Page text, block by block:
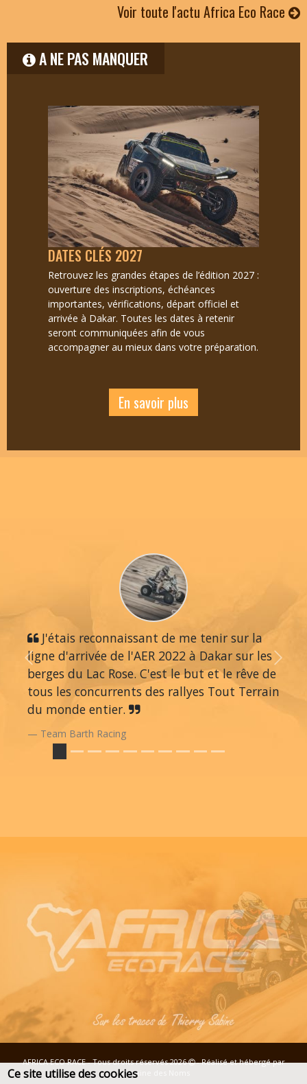
Voir toute l'actu Africa Eco Race
A NE PAS MANQUER
DATES CLÉS 2027
Retrouvez les grandes étapes de l’édition 2027 :
ouverture des inscriptions, échéances
importantes, vérifications, départ officiel et
arrivée à Dakar. Toutes les dates à retenir
seront communiquées afin de vous
accompagner au mieux dans votre préparation.
En savoir plus
J'étais reconnaissant de me tenir sur la
ligne d'arrivée de l'AER 2022 à Dakar sur les
berges du Lac Rose. C'est le but et le rêve de
tous les concurrents des rallyes Tout Terrain
du monde entier.
Team Barth Racing
Previous Next
AFRICA ECO RACE - Tous droits réservés 2026 - Réalisé et hébergé par
Domaine des Noms
Ce site utilise des cookies